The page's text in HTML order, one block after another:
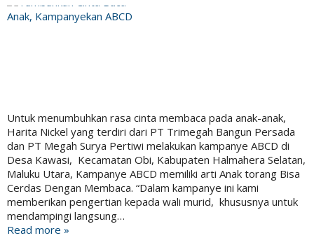
Untuk menumbuhkan rasa cinta membaca pada anak-anak,
Harita Nickel yang terdiri dari PT Trimegah Bangun Persada
dan PT Megah Surya Pertiwi melakukan kampanye ABCD di
Desa Kawasi, Kecamatan Obi, Kabupaten Halmahera Selatan,
Maluku Utara, Kampanye ABCD memiliki arti Anak torang Bisa
Cerdas Dengan Membaca. “Dalam kampanye ini kami
memberikan pengertian kepada wali murid, khususnya untuk
mendampingi langsung…
Read more »